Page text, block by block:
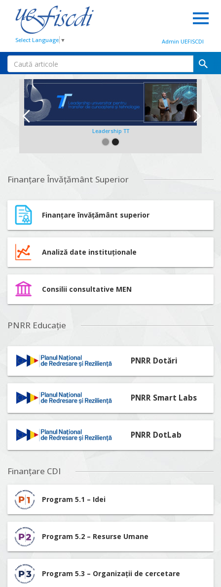
Select Language ▼ Admin UEFISCDI
Leadership TT
Finanțare Învățământ Superior
Finanțare învățământ superior
Analiză date instituționale
Consilii consultative MEN
PNRR Educație
PNRR Dotări
PNRR Smart Labs
PNRR DotLab
Finanțare CDI
Program 5.1 – Idei
Program 5.2 – Resurse Umane
Program 5.3 – Organizații de cercetare